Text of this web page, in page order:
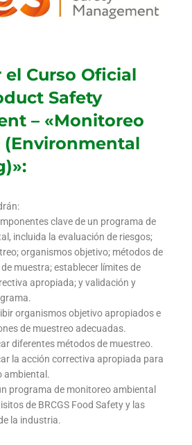
Curso Oficial
Safety
– «Monitoreo
clave de un programa de
incluida la evaluación de riesgos;
organismos objetivo; métodos de
muestra; establecer límites de
apropiada; y validación y
organismos objetivo apropiados e
de muestreo adecuadas.
diferentes métodos de muestreo.
la acción correctiva apropiada para
ambiental.
programa de monitoreo ambiental
de BRCGS Food Safety y las
la industria.